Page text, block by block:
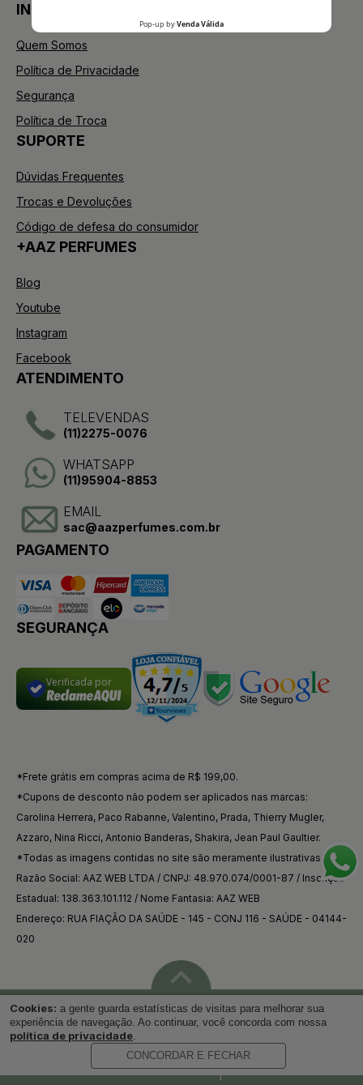
INSTITUCIONAL
Quem Somos
Política de Privacidade
Segurança
Política de Troca
SUPORTE
Dúvidas Frequentes
Trocas e Devoluções
Código de defesa do consumidor
+AAZ PERFUMES
Blog
Youtube
Instagram
Facebook
ATENDIMENTO
TELEVENDAS
(11)2275-0076
WHATSAPP
(11)95904-8853
EMAIL
sac@aazperfumes.com.br
PAGAMENTO
SEGURANÇA
Verificada por
*Frete grátis em compras acima de R$ 199,00.
*Cupons de desconto não podem ser aplicados nas marcas:
Carolina Herrera, Paco Rabanne, Valentino, Prada, Thierry Mugler,
Azzaro, Nina Ricci, Antonio Banderas, Shakira, Jean Paul Gaultier.
*Todas as imagens contidas no site são meramente ilustrativas.
Razão Social: AAZ WEB LTDA / CNPJ: 48.970.074/0001-87 / Inscrição
Estadual: 138.363.101.112 / Nome Fantasia: AAZ WEB
Endereço: RUA FIAÇÃO DA SAÚDE - 145 - CONJ 116 - SAÚDE - 04144-
020
Voltar ao topo
Desenvolvido por
Cookies: a gente guarda estatísticas de visitas para melhorar sua
experiência de navegação. Ao continuar, você concorda com nossa
política de privacidade.
CONCORDAR E FECHAR